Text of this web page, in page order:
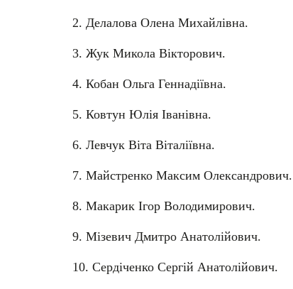
2. Делалова Олена Михайлівна.
3. Жук Микола Вікторович.
4. Кобан Ольга Геннадіївна.
5. Ковтун Юлія Іванівна.
6. Левчук Віта Віталіївна.
7. Майстренко Максим Олександрович.
8. Макарик Ігор Володимирович.
9. Мізевич Дмитро Анатолійович.
10. Сердіченко Сергій Анатолійович.